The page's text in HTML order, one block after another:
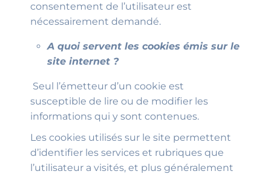
consentement de l’utilisateur est
nécessairement demandé.
A quoi servent les cookies émis sur le
site internet ?
Seul l’émetteur d’un cookie est
susceptible de lire ou de modifier les
informations qui y sont contenues.
Les cookies utilisés sur le site permettent
d’identifier les services et rubriques que
l’utilisateur a visités, et plus généralement